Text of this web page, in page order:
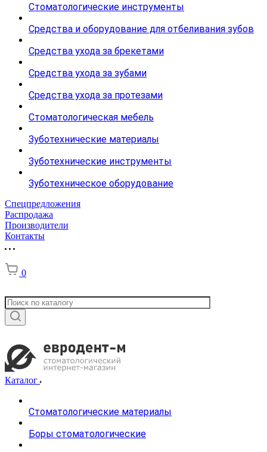
Стоматологические инструменты
Средства и оборудование для отбеливания зубов
Средства ухода за брекетами
Средства ухода за зубами
Средства ухода за протезами
Стоматологическая мебель
Зуботехнические материалы
Зуботехнические инструменты
Зуботехническое оборудование
Спецпредложения
Распродажа
Производители
Контакты
0
Каталог
Стоматологические материалы
Боры стоматологические